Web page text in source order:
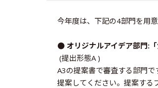
今年度は、下記の4部門を用意
● オリジナルアイデア部門:「
(提出形態A )
A3の提案書で審査する部門
提案してください。提案する